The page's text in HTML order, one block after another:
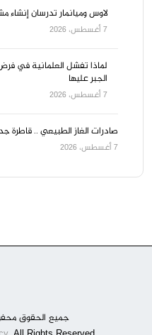
لاوس وميانمار تدرسان
7 أغسطس، 2026
لماذا تفشل العلمانية في
الجبر عليها
7 أغسطس، 2026
صادرات الغاز الطبيعي .. قاطرة
7 أغسطس، 2026
جميع الحقوق